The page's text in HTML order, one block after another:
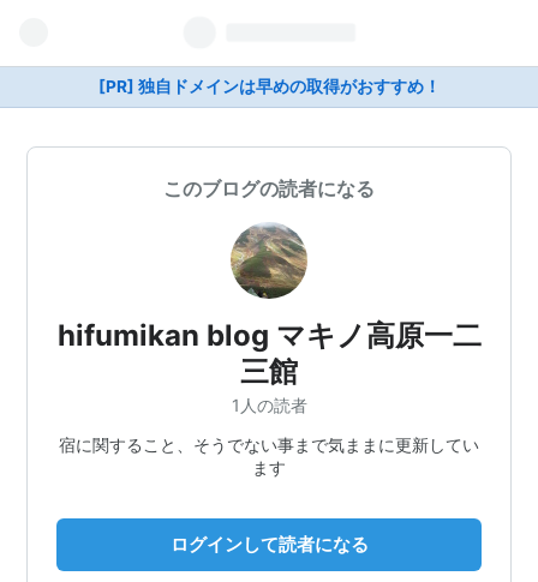
[PR] 独自ドメインは早めの取得がおすすめ！
このブログの読者になる
hifumikan blog マキノ高原一二
三館
1人の読者
宿に関すること、そうでない事まで気ままに更新してい
ます
ログインして読者になる